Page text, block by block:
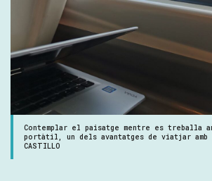
Contemplar el paisatge mentre es treballa
portàtil, un dels avantatges de viatjar amb
CASTILLO